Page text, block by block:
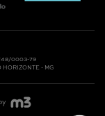
0003-79
HORIZONTE - MG